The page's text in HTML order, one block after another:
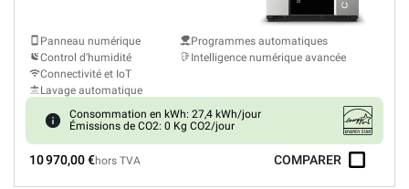
Panneau numérique
Control d'humidité
Connectivité et IoT
Lavage automatique
Programmes automatiques
Intelligence numérique avancée
Consommation en kWh: 27,4 kWh/jour
Émissions de CO2: 0 Kg CO2/jour
10 970,00 €hors TVA COMPARER